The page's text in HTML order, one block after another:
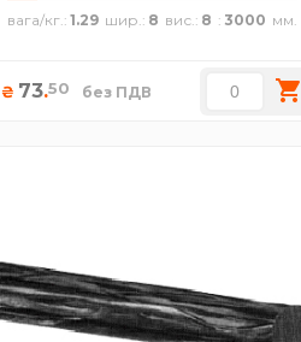
вага/кг. 1.29 шир. 8 вис. 8 3000
₴ 73.50 без ПДВ